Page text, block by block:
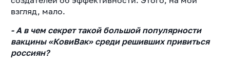
взгляд, мало.
- А в чем секрет такой большой популярности
вакцины «КовиВак» среди решивших привиться
россиян?